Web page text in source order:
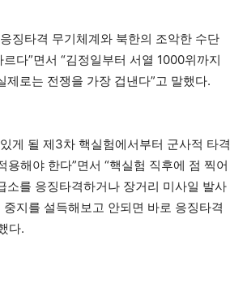
징타격 무기체계와 북한의 조악한 수단
다”면서 “김정일부터 서열 1000위까지
제로는 전쟁을 가장 겁낸다”고 말했다.
게 될 제3차 핵실험에서부터 군사적 타격
해야 한다”면서 “핵실험 직후에 점 찍어
소를 응징타격하거나 장거리 미사일 발사
지를 설득해보고 안되면 바로 응징타격
다.